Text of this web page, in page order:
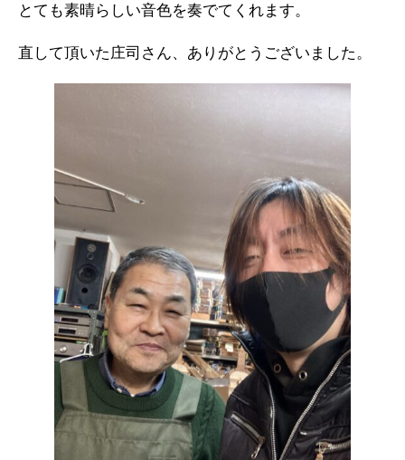
とても素晴らしい音色を奏でてくれます。
直して頂いた庄司さん、ありがとうございました。